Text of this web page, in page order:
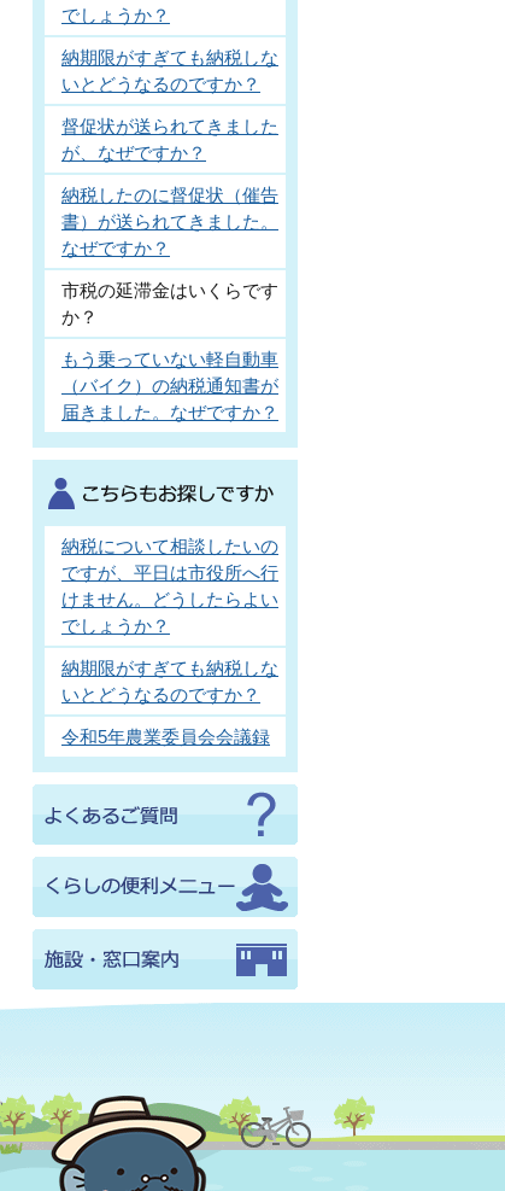
でしょうか？
納期限がすぎても納税しな
いとどうなるのですか？
督促状が送られてきました
が、なぜですか？
納税したのに督促状（催告
書）が送られてきました。
なぜですか？
市税の延滞金はいくらです
か？
もう乗っていない軽自動車
（バイク）の納税通知書が
届きました。なぜですか？
納税について相談したいの
ですが、平日は市役所へ行
けません。どうしたらよい
でしょうか？
納期限がすぎても納税しな
いとどうなるのですか？
令和5年農業委員会会議録